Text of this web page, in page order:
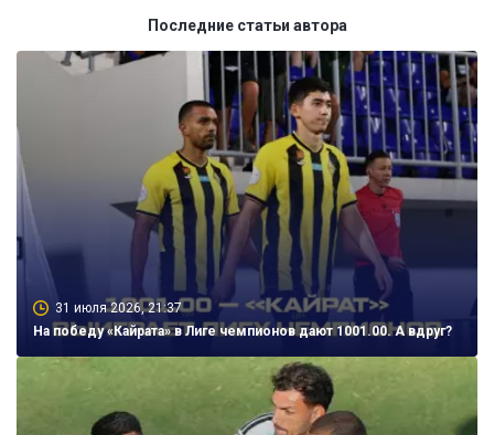
Последние статьи автора
31 июля 2026, 21:37
На победу «Кайрата» в Лиге чемпионов дают 1001.00. А вдруг?